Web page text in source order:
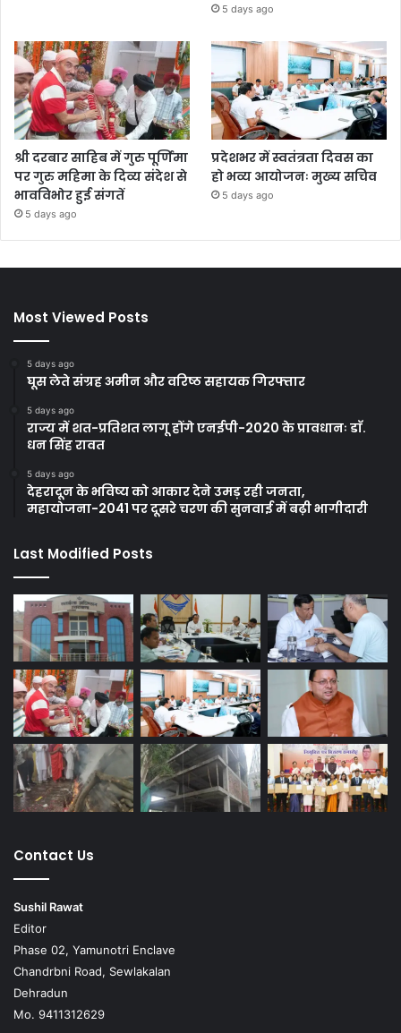
5 days ago
श्री दरबार साहिब में गुरु पूर्णिमा
पर गुरु महिमा के दिव्य संदेश से
भावविभोर हुई संगतें
5 days ago
प्रदेशभर में स्वतंत्रता दिवस का
हो भव्य आयोजनः मुख्य सचिव
5 days ago
Most Viewed Posts
5 days ago
घूस लेते संग्रह अमीन और वरिष्ठ सहायक गिरफ्तार
5 days ago
राज्य में शत-प्रतिशत लागू होंगे एनईपी-2020 के प्रावधानः डाॅ.
धन सिंह रावत
5 days ago
देहरादून के भविष्य को आकार देने उमड़ रही जनता,
महायोजना-2041 पर दूसरे चरण की सुनवाई में बढ़ी भागीदारी
Last Modified Posts
Contact Us
Sushil Rawat
Editor
Phase 02, Yamunotri Enclave
Chandrbni Road, Sewlakalan
Dehradun
Mo. 9411312629